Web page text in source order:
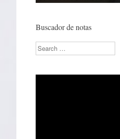
Buscador de notas
Search